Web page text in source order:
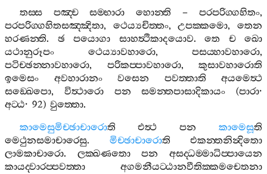
තස‍්ස
පඤ‍්ච සම‍්භාරා හොන‍්ති – පරපරිග‍්ගහිතං,
පරපරිග‍්ගහිතසඤ‍්ඤිතා, ථෙය්‍යචිත‍්තං,උපක‍්කමො,තෙන
හරණන‍්ති. ඡ පයොගා සාහත්‍ථිකාදයොව. තෙ ච
ඛො
යථානුරූපං
ථෙය්‍යාවහාරො, පසය‍්හාවහාරො,
පටිච‍්ඡන‍්නාවහාරො, පරිකප‍්පාවහාරො, කුසාවහාරොති
ඉමෙසං
අවහාරානං වසෙන පවත‍්තාති
අයමෙත්‍ථ
සඞ‍්ඛෙපො, විත්‍ථාරො පන සමන‍්තපාසාදිකායං (පාරා·
අට‍්ඨ· 92) වුත‍්තො.
කාමෙසුමිච‍්ඡාචාරොති එත්‍ථ පන කාමෙසූති
මෙථුනසමාචාරෙසු. මිච‍්ඡාචාරොති
එකන‍්තනින්‍දිතො
ලාමකාචාරො. ලක‍්ඛණතො පන
අසද‍්ධම‍්මාධිප‍්පායෙන
කායද‍්වාරප‍්පවත‍්තා
අගමනීයට‍්ඨානවීතික‍්කමචෙතනා